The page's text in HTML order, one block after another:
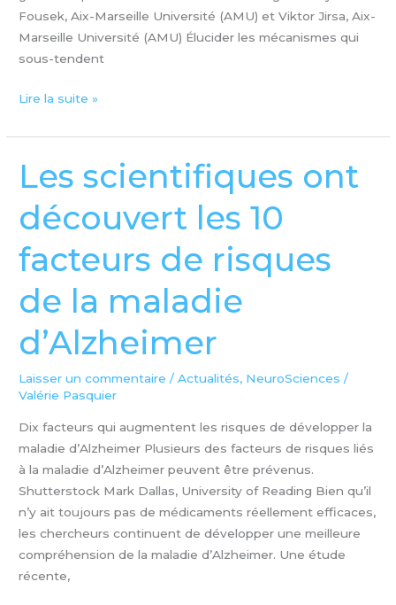
Fousek, Aix-Marseille Université (AMU) et Viktor Jirsa, Aix-
Marseille Université (AMU) Élucider les mécanismes qui
sous-tendent
Lire la suite »
Les scientifiques ont
découvert les 10
facteurs de risques
de la maladie
d’Alzheimer
Laisser un commentaire /Actualités, NeuroSciences /
Valérie Pasquier
Dix facteurs qui augmentent les risques de développer la
maladie d’Alzheimer Plusieurs des facteurs de risques liés
à la maladie d’Alzheimer peuvent être prévenus.
Shutterstock Mark Dallas, University of Reading Bien qu’il
n’y ait toujours pas de médicaments réellement efficaces,
les chercheurs continuent de développer une meilleure
compréhension de la maladie d’Alzheimer. Une étude
récente,
Les
scientifiques
ont
découvert
les
10
facteurs
de
risques
de
la
maladie
d’Alzheimer